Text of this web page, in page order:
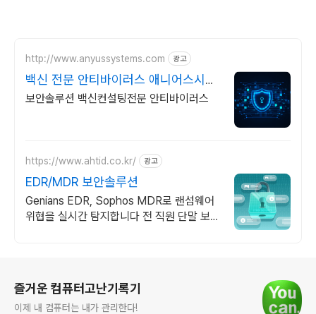
http://www.anyussystems.com 광고
백신 전문 안티바이러스 애니어스시스
템즈
보안솔루션 백신컨설팅전문 안티바이러스
https://www.ahtid.co.kr/ 광고
EDR/MDR 보안솔루션
Genians EDR, Sophos MDR로 랜섬웨어
위협을 실시간 탐지합니다 전 직원 단말 보안
즐거운 컴퓨터고난기록기
이제 내 컴퓨터는 내가 관리한다!